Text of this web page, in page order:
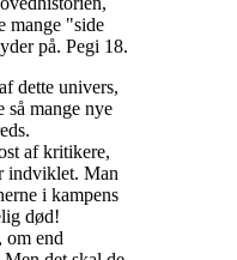
mange "side
på. Pegi 18.
dette univers,
så mange nye
af kritikere,
indviklet. Man
i kampens
død!
om end